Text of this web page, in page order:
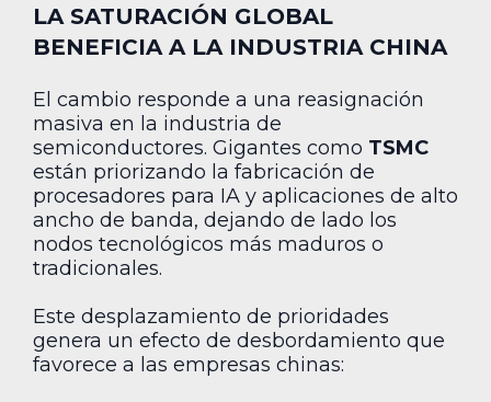
LA SATURACIÓN GLOBAL
BENEFICIA A LA INDUSTRIA CHINA
El cambio responde a una reasignación
masiva en la industria de
semiconductores. Gigantes como TSMC
están priorizando la fabricación de
procesadores para IA y aplicaciones de alto
ancho de banda, dejando de lado los
nodos tecnológicos más maduros o
tradicionales.
Este desplazamiento de prioridades
genera un efecto de desbordamiento que
favorece a las empresas chinas: